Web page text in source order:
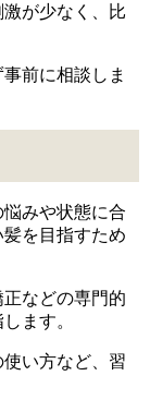
が少なく、比
前に相談しま
みや状態に合
を目指すため
などの専門的
ます。
い方など、習